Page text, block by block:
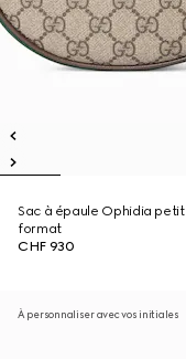
Sac à épaule Ophidia petit
format
CHF 930
À personnaliser avec vos initiales